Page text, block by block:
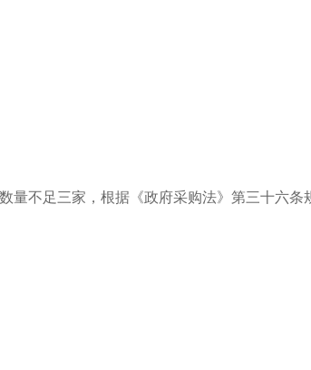
不足三家，根据《政府采购法》第三十六条